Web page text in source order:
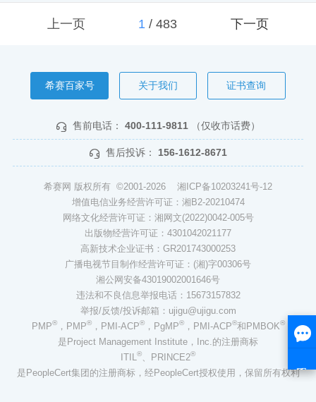
上一页 1/ 483 下一页
希赛百家号 关于我们 证书查询
售前电话： 400-111-9811 （仅收市话费）
售后投诉： 156-1612-8671
希赛网 版权所有 ©2001-2026 湘ICP备10203241号-12
增值电信业务经营许可证：湘B2-20210474
网络文化经营许可证：湘网文(2022)0042-005号
出版物经营许可证：4301042021177
高新技术企业证书：GR201743000253
广播电视节目制作经营许可证：(湘)字00306号
湘公网安备43019002001646号
违法和不良信息举报电话：15673157832
举报/反馈/投诉邮箱：ujigu@ujigu.com
PMP®，PMP®，PMI-ACP®，PgMP®，PMI-ACP®和PMBOK®
是Project Management Institute，Inc.的注册商标
ITIL®、PRINCE2®
是PeopleCert集团的注册商标，经PeopleCert授权使用，保留所有权利